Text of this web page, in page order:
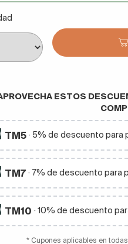
ESTOS
TM5 · 5% de descuento
TM7 · 7% de descuento
TM10 · 10% de descuento
* Cupones aplicables en